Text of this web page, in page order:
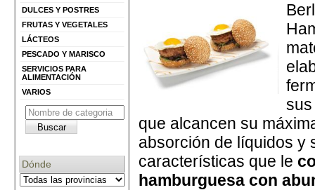
DULCES Y POSTRES
FRUTAS Y VEGETALES
LÁCTEOS
PESCADO Y MARISCO
SERVICIOS PARA
ALIMENTACIÓN
VARIOS
Dónde
que alcancen su
absorción de líquidos y
características que le
hamburguesa con